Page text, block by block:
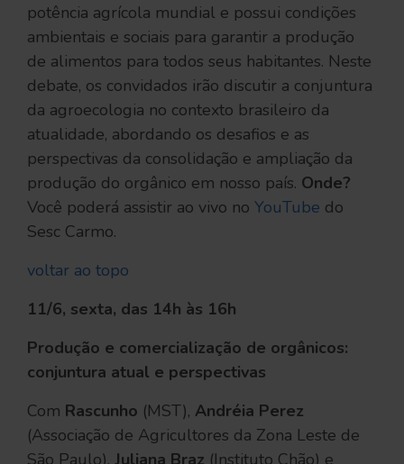
potência agrícola mundial e possui condições
ambientais e sociais para garantir a produção
de alimentos para todos seus habitantes. Neste
debate, os convidados irão discutir a conjuntura
da agroecologia no contexto brasileiro da
atualidade, abordando os desafios e as
perspectivas da consolidação e ampliação da
produção do orgânico em nosso país. Onde?
Você poderá assistir ao vivo no YouTube do
Sesc Carmo.
voltar ao topo
11/6, sexta, das 14h às 16h
Produção e comercialização de orgânicos:
conjuntura atual e perspectivas
Com Rascunho (MST), Andréia Perez
(Associação de Agricultores da Zona Leste de
São Paulo), Juliana Braz (Instituto Chão) e